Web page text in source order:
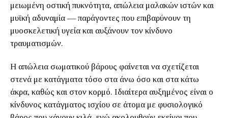
μειωμένη οστική πυκνότητα, απώλεια μαλακών ιστών και
μυϊκή αδυναμία — παράγοντες που επιβαρύνουν τη
μυοσκελετική υγεία και αυξάνουν τον κίνδυνο
τραυματισμών.
Η απώλεια σωματικού βάρους φαίνεται να σχετίζεται
στενά με κατάγματα τόσο στα άνω όσο και στα κάτω
άκρα, καθώς και στον κορμό. Ιδιαίτερα αυξημένος είναι ο
κίνδυνος κατάγματος ισχίου σε άτομα με φυσιολογικό